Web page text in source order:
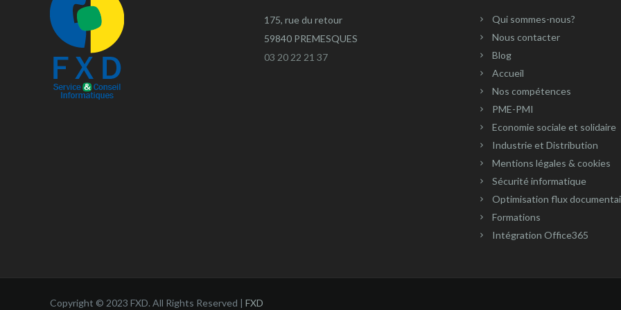
175, rue du retour
59840 PREMESQUES
03 20 22 21 37
Qui sommes-nous?
Nous contacter
Blog
Accueil
Nos compétences
PME-PMI
Economie sociale et solidaire
Industrie et Distribution
Mentions légales & cookies
Sécurité informatique
Optimisation flux
Formations
Intégration Office365
Copyright © 2023 FXD. All Rights Reserved | FXD